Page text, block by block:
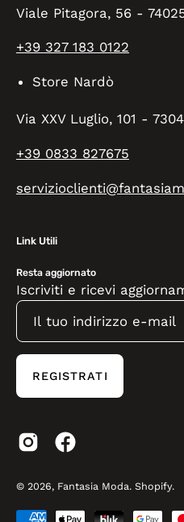
Viale Pitagora, 56 -
+39 327 183 0122
Store Nardò
Via XXV Luglio, 101 -
+39 0833 827675
Link Utili
Resta aggiornato
Iscriviti e ricevi
REGISTRATI
© 2026, Fantasia Moda. Shopify.